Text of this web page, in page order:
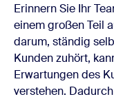
Erinnern Sie Ihr
einem großen Teil
darum, ständig
Kunden zuhört,
Erwartungen des
verstehen.